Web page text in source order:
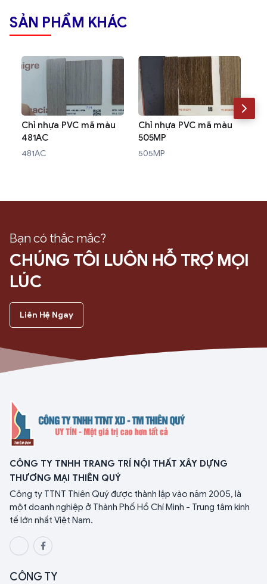
SẢN PHẨM KHÁC
Chỉ nhựa PVC mã màu
481AC
481AC
Chỉ nhựa PVC mã màu
505MP
505MP
Bạn có thắc mắc?
CHÚNG TÔI LUÔN HỖ TRỢ MỌI
LÚC
Liên Hệ Ngay
CÔNG TY TNHH TRANG TRÍ NỘI THẤT XÂY DỰNG
THƯƠNG MẠI THIÊN QUÝ
Công ty TTNT Thiên Quý được thành lập vào năm 2005, là
một doanh nghiệp ở Thành Phố Hồ Chí Minh - Trung tâm kinh
tế lớn nhất Việt Nam.
CÔNG TY